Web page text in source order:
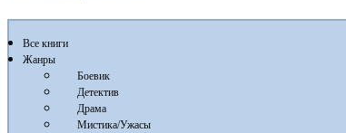
Все книги
Жанры
Боевик
Детектив
Драма
Мистика/Ужасы